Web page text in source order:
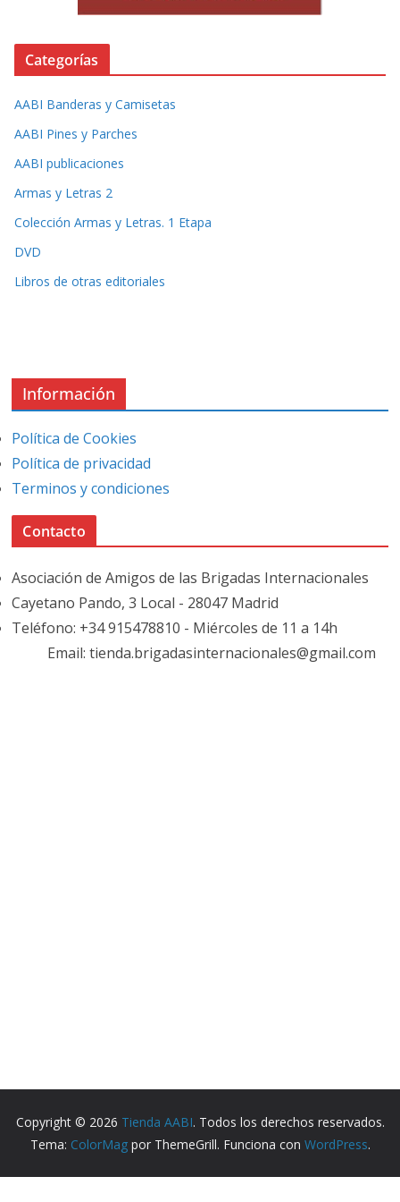
Categorías
AABI Banderas y Camisetas
AABI Pines y Parches
AABI publicaciones
Armas y Letras 2
Colección Armas y Letras. 1 Etapa
DVD
Libros de otras editoriales
Información
Política de Cookies
Política de privacidad
Terminos y condiciones
Contacto
Asociación de Amigos de las Brigadas Internacionales
Cayetano Pando, 3 Local - 28047 Madrid
Teléfono: +34 915478810 - Miércoles de 11 a 14h
Email: tienda.brigadasinternacionales@gmail.com
Copyright © 2026 Tienda AABI. Todos los derechos reservados.
Tema: ColorMagpor ThemeGrill. Funciona con WordPress.